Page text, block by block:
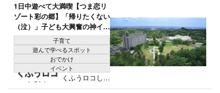
1日中遊べて大満喫【つま恋リ
ゾート彩の郷】「帰りたくない
（泣）」子ども大興奮の神イベ
ント！？憧れのお仕事体験＆昆
虫教室レポ
子育て
遊んで学べるスポット
おでかけ
イベント
くふうロコしず
おか編集部